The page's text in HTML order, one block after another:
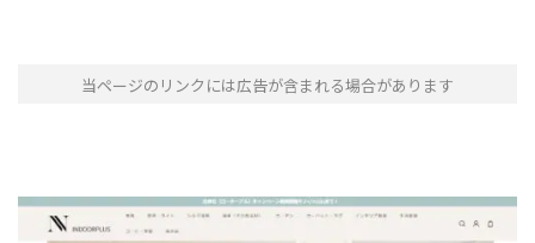
当ページのリンクには広告が含まれる場合があります